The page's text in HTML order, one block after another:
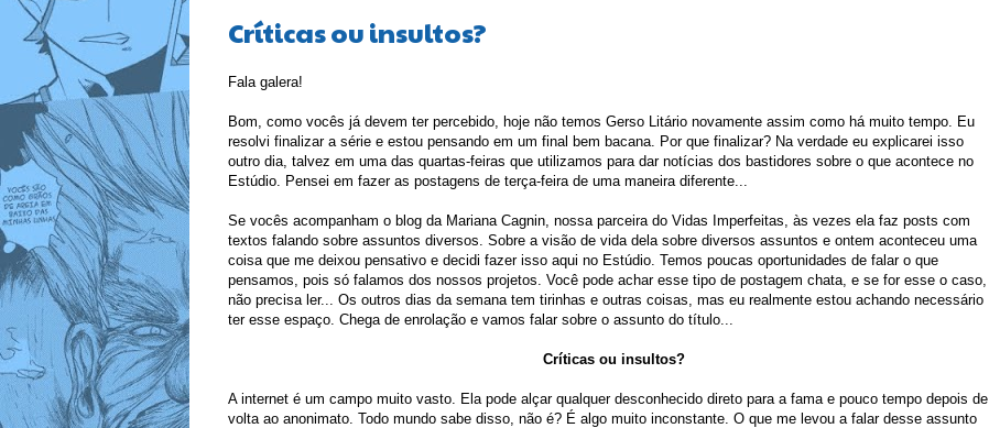
Críticas ou insultos?
Fala galera!
Bom, como vocês já devem ter percebido, hoje não temos Gerso Litário novamente assim como há muito tempo. Eu
resolvi finalizar a série e estou pensando em um final bem bacana. Por que finalizar? Na verdade eu explicarei isso
outro dia, talvez em uma das quartas-feiras que utilizamos para dar notícias dos bastidores sobre o que acontece no
Estúdio. Pensei em fazer as postagens de terça-feira de uma maneira diferente...
Se vocês acompanham o blog da Mariana Cagnin, nossa parceira do Vidas Imperfeitas, às vezes ela faz posts com
textos falando sobre assuntos diversos. Sobre a visão de vida dela sobre diversos assuntos e ontem aconteceu uma
coisa que me deixou pensativo e decidi fazer isso aqui no Estúdio. Temos poucas oportunidades de falar o que
pensamos, pois só falamos dos nossos projetos. Você pode achar esse tipo de postagem chata, e se for esse o caso,
não precisa ler... Os outros dias da semana tem tirinhas e outras coisas, mas eu realmente estou achando necessário
ter esse espaço. Chega de enrolação e vamos falar sobre o assunto do título...
Críticas ou insultos?
A internet é um campo muito vasto. Ela pode alçar qualquer desconhecido direto para a fama e pouco tempo depois de
volta ao anonimato. Todo mundo sabe disso, não é? É algo muito inconstante. O que me levou a falar desse assunto